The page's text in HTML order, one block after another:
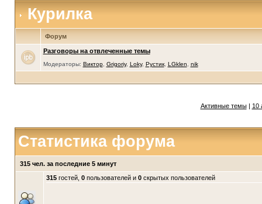
Курилка
Форум
Разговоры на отвлеченные темы
Модераторы: Виктор, Grigoriy, Loky, Рустик, LGklen nik
Активные темы| 10
Статистика форума
315 чел. за последние 5 минут
315гостей, 0пользователей и 0скрытых пользователей